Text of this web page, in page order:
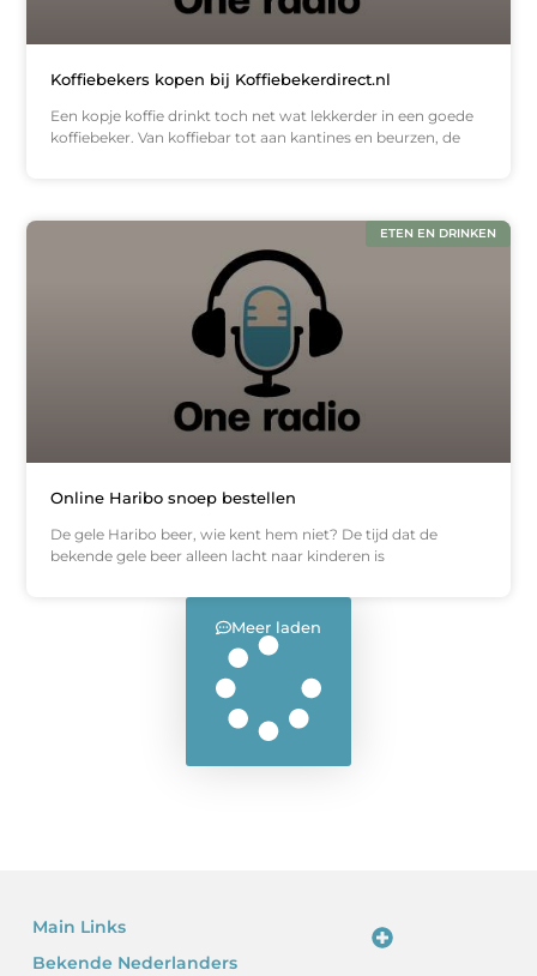
Koffiebekers kopen bij Koffiebekerdirect.nl
Een kopje koffie drinkt toch net wat lekkerder in een goede
koffiebeker. Van koffiebar tot aan kantines en beurzen, de
ETEN EN DRINKEN
Online Haribo snoep bestellen
De gele Haribo beer, wie kent hem niet? De tijd dat de
bekende gele beer alleen lacht naar kinderen is
Meer laden
Main Links
Bekende Nederlanders